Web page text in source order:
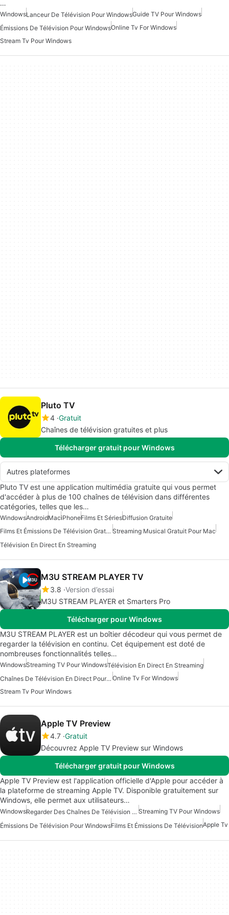
…
WindowsLanceur De Télévision Pour WindowsGuide TV Pour Windows
Émissions De Télévision Pour WindowsOnline Tv For Windows
Stream Tv Pour Windows
Pluto TV
4 Gratuit
Chaînes de télévision gratuites et plus
Télécharger gratuit pour Windows
Autres plateformes
Pluto TV est une application multimédia gratuite qui vous permet
d'accéder à plus de 100 chaînes de télévision dans différentes
catégories, telles que les…
WindowsAndroidMaciPhoneFilms Et SériesDiffusion Gratuite
Films Et Émissions De Télévision Gratuits Pour Windows Streaming Musical Gratuit Pour Mac
Télévision En Direct En Streaming
M3U STREAM PLAYER TV
3.8 Version d’essai
M3U STREAM PLAYER et Smarters Pro
Télécharger pour Windows
M3U STREAM PLAYER est un boîtier décodeur qui vous permet de
regarder la télévision en continu. Cet équipement est doté de
nombreuses fonctionnalités telles…
WindowsStreaming TV Pour WindowsTélévision En Direct En Streaming
Chaînes De Télévision En Direct Pour Windows Online Tv For Windows
Stream Tv Pour Windows
Apple TV Preview
4.7 Gratuit
Découvrez Apple TV Preview sur Windows
Télécharger gratuit pour Windows
Apple TV Preview est l'application officielle d'Apple pour accéder à
la plateforme de streaming Apple TV. Disponible gratuitement sur
Windows, elle permet aux utilisateurs…
Windows Regarder Des Chaînes De Télévision Pour Windows Streaming TV Pour Windows
Émissions De Télévision Pour WindowsFilms Et Émissions De TélévisionApple Tv